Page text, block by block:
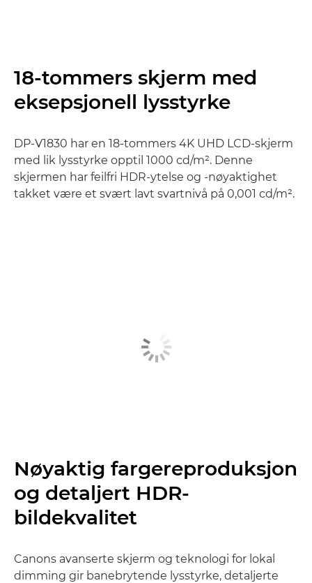
18-tommers skjerm med
eksepsjonell lysstyrke
DP-V1830 har en 18-tommers 4K UHD LCD-skjerm
med lik lysstyrke opptil 1000 cd/m². Denne
skjermen har feilfri HDR-ytelse og -nøyaktighet
takket være et svært lavt svartnivå på 0,001 cd/m².
Nøyaktig fargereproduksjon
og detaljert HDR-
bildekvalitet
Canons avanserte skjerm og teknologi for lokal
dimming gir banebrytende lysstyrke, detaljerte